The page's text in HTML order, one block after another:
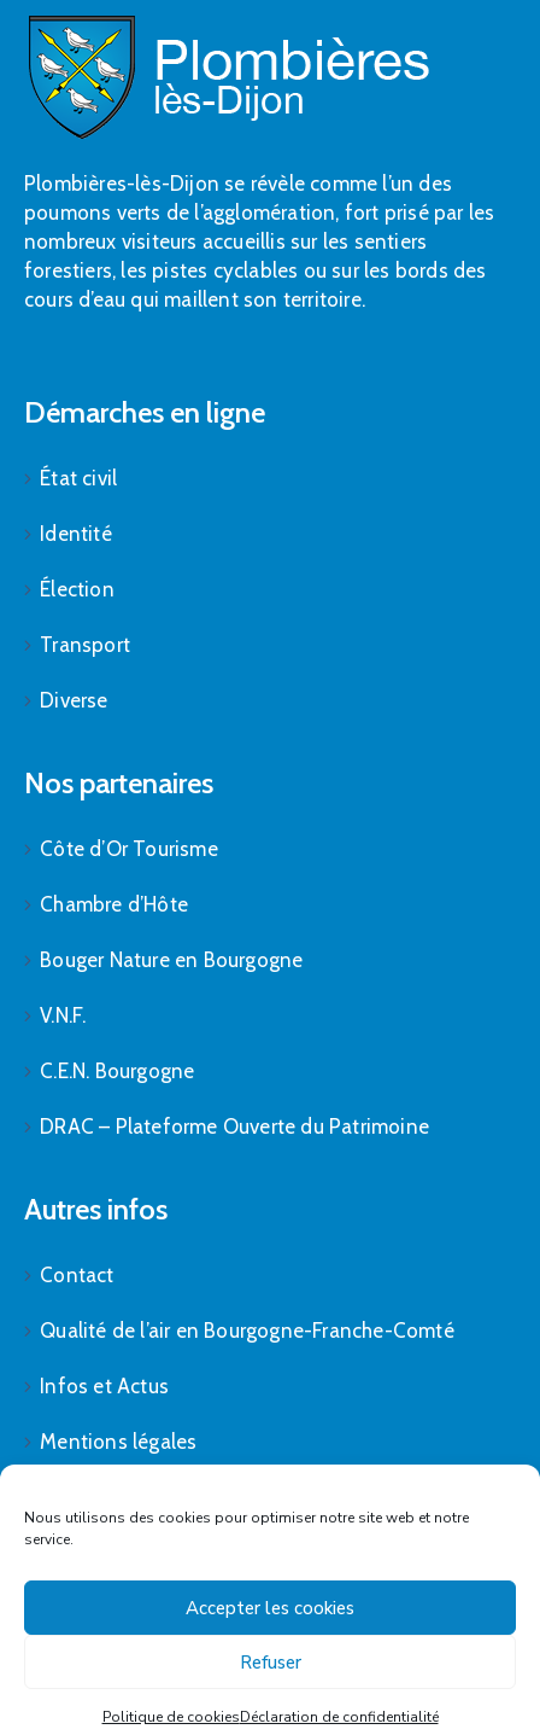
Nous utilisons des cookies pour optimiser notre site web et notre
service.
Accepter les cookies
Refuser
Politique de cookiesDéclaration de confidentialité
Plombières-lès-Dijon se révèle comme l’un des
poumons verts de l’agglomération, fort prisé par les
nombreux visiteurs accueillis sur les sentiers
forestiers, les pistes cyclables ou sur les bords des
cours d’eau qui maillent son territoire.
Démarches en ligne
État civil
Identité
Élection
Transport
Diverse
Nos partenaires
Côte d’Or Tourisme
Chambre d’Hôte
Bouger Nature en Bourgogne
V.N.F.
C.E.N. Bourgogne
DRAC – Plateforme Ouverte du Patrimoine
Autres infos
Contact
Qualité de l’air en Bourgogne-Franche-Comté
Infos et Actus
Mentions légales